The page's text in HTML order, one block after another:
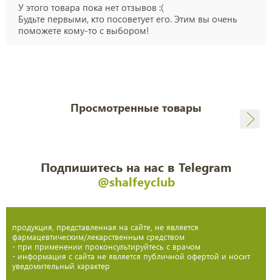
У этого товара пока нет отзывов :(
Будьте первыми, кто посоветует его. Этим вы очень
поможете кому-то с выбором!
Просмотренные товары
Подпишитесь на нас в Telegram
@shalfeyclub
продукция, представленная на сайте, не является
фармацевтическим/лекарственным средством
- при применении проконсультируйтесь с врачом
- информация с сайта не является публичной офертой и носит
уведомительный характер